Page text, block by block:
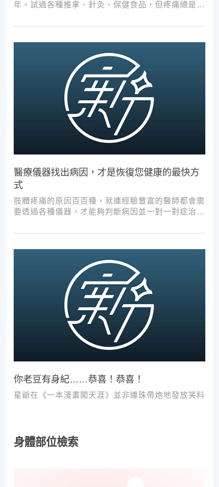
年。試過各種推拿、針灸、保健食品，但疼痛總是時
醫療儀器找出病因，才是恢復您健康的最快方
式
肢體疼痛的原因百百種，就連經驗豐富的醫師都會需
要透過各種儀器，才能夠判斷病因並一對一對症治
次推拿、按摩，都難以讓您徹底擺脫不適。
你老豆有身紀……恭喜！恭喜！
星爺在《一本漫畫闖天涯》並非連珠帶炮地發放笑料
身體部位檢索